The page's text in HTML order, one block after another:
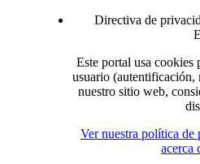
Directiva de
Este portal usa cookies
usuario (autentificación,
nuestro sitio web,
Ver nuestra política de
acerca